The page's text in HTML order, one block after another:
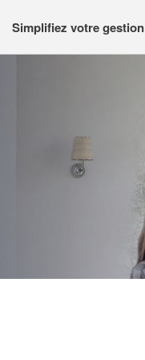
Simplifiez votre gestion